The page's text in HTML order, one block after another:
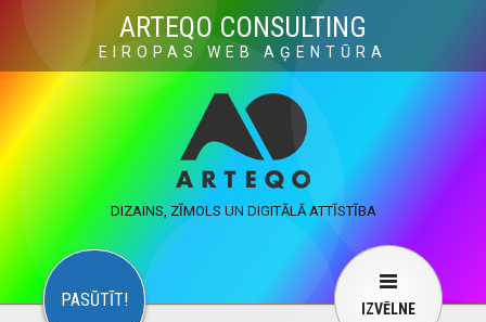
ARTEQO CONSULTING
EIROPAS WEB AĢENTŪRA
DIZAINS, ZĪMOLS UN DIGITĀLĀ ATTĪSTĪBA
PASŪTĪT! IZVĒLNE
ARTEQO CONSULTING SERVICES
Web Development
Marketing Internet marketing Copywriting
CONTACT
×